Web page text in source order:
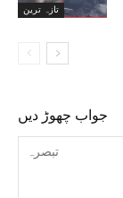
تازہ ترین
جواب چھوڑ دیں